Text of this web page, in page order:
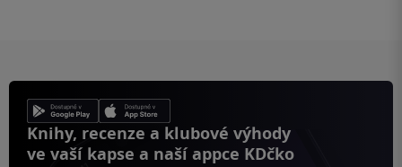
Knihy, recenze a klubové výhody
ve vaší kapse a naší appce KDčko